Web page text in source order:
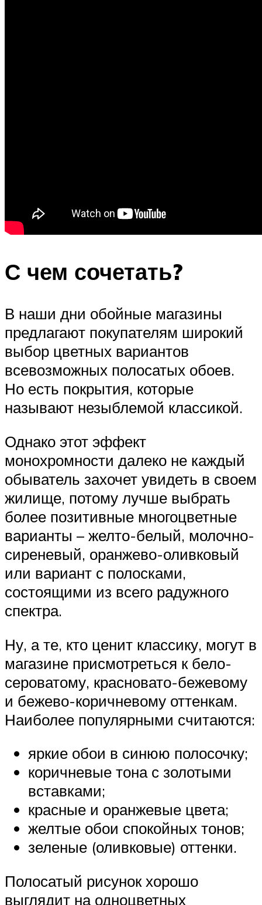
С чем сочетать?
В наши дни обойные магазины
предлагают покупателям широкий
выбор цветных вариантов
всевозможных полосатых обоев.
Но есть покрытия, которые
называют незыблемой классикой.
Однако этот эффект
монохромности далеко не каждый
обыватель захочет увидеть в своем
жилище, потому лучше выбрать
более позитивные многоцветные
варианты – желто-белый, молочно-
сиреневый, оранжево-оливковый
или вариант с полосками,
состоящими из всего радужного
спектра.
Ну, а те, кто ценит классику, могут в
магазине присмотреться к бело-
сероватому, красновато-бежевому
и бежево-коричневому оттенкам.
Наиболее популярными считаются:
яркие обои в синюю полосочку;
коричневые тона с золотыми
вставками;
красные и оранжевые цвета;
желтые обои спокойных тонов;
зеленые (оливковые) оттенки.
Полосатый рисунок хорошо
выглядит на одноцветных